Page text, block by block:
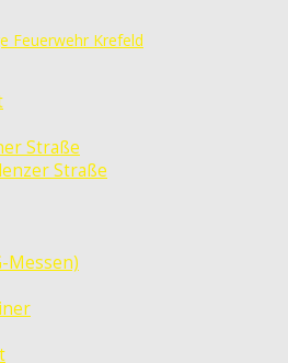
Feuerwehr Krefeld
Straße
Straße
Messen)